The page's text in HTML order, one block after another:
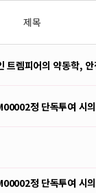
제목
트렘피어의 약동학,
정 단독투여
정 단독투여